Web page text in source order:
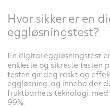
Hvor sikker er en
eggløsningstest?
En digital eggløsningstest
enkleste og sikreste testen
testen gir deg raskt og
eggløsning, og inneholder
fruktbarhets teknologi,
99%.